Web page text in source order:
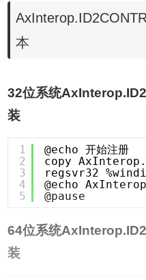
本
32位系统
装
1
2
3
4
5
@echo 开始注册
copy
regsvr32
@echo
@pause
64位系统
装